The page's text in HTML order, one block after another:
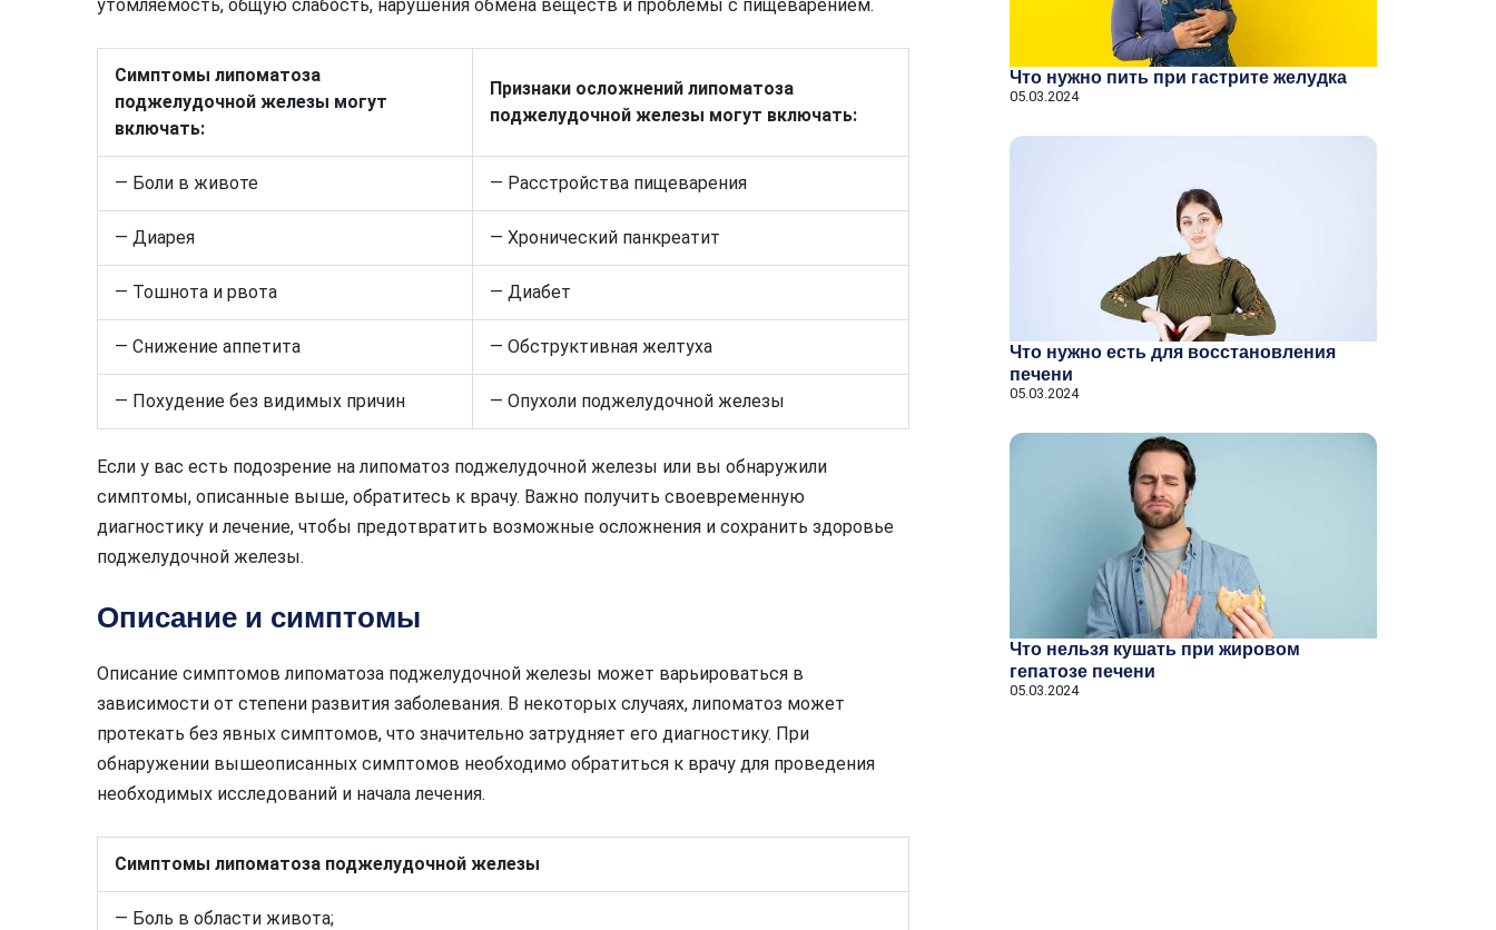
утомляемость, общую слабость, нарушения обмена веществ и проблемы с пищеварением.
Симптомы липоматоза
поджелудочной железы могут
включать:
Признаки осложнений липоматоза
поджелудочной железы могут включать:
— Боли в животе — Расстройства пищеварения
— Диарея — Хронический панкреатит
— Тошнота и рвота — Диабет
— Снижение аппетита — Обструктивная желтуха
— Похудение без видимых причин — Опухоли поджелудочной железы
Если у вас есть подозрение на липоматоз поджелудочной железы или вы обнаружили
симптомы, описанные выше, обратитесь к врачу. Важно получить своевременную
диагностику и лечение, чтобы предотвратить возможные осложнения и сохранить здоровье
поджелудочной железы.
Описание и симптомы
Описание симптомов липоматоза поджелудочной железы может варьироваться в
зависимости от степени развития заболевания. В некоторых случаях, липоматоз может
протекать без явных симптомов, что значительно затрудняет его диагностику. При
обнаружении вышеописанных симптомов необходимо обратиться к врачу для проведения
необходимых исследований и начала лечения.
Симптомы липоматоза поджелудочной железы
— Боль в области живота;
Что нужно пить при гастрите желудка
05.03.2024
Что нужно есть для восстановления
печени
05.03.2024
Что нельзя кушать при жировом
гепатозе печени
05.03.2024